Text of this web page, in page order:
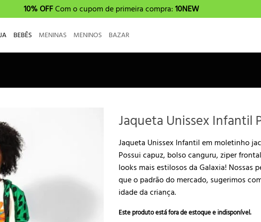
10% OFFCom o cupom de primeira compra:10NEW
BEBÊS MENINAS MENINOS BAZAR
Jaqueta Unissex Infantil
Jaqueta Unissex Infantil em moletinho
Possui capuz, bolso canguru, ziper
looks mais estilosos da Galaxia! Nossas
que o padrão do mercado, sugerimos
idade da criança.
Este produto está fora de estoque e indisponível.